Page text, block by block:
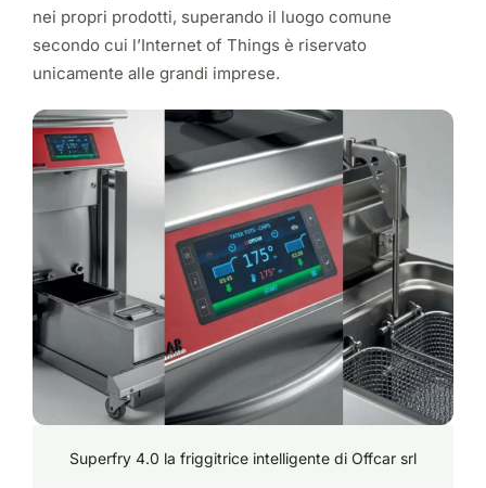
nei propri prodotti, superando il luogo comune
secondo cui l’Internet of Things è riservato
unicamente alle grandi imprese.
Superfry 4.0 la friggitrice intelligente di Offcar srl